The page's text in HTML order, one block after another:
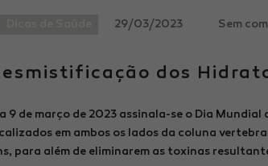
29/03/2023 Sem
dos
9 de março de 2023 assinala-se o Dia
em ambos os lados da coluna
para além de eliminarem as toxinas